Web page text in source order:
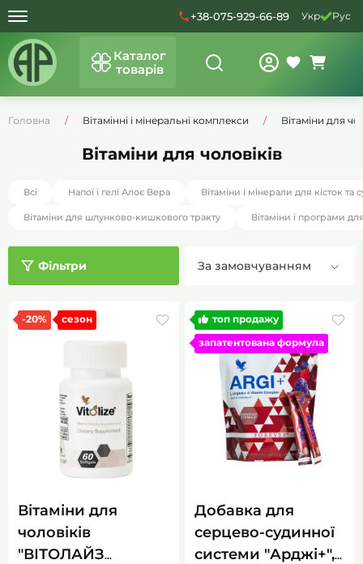
+38-075-929-66-89 Укр Рус
Каталог
товарів
Головна Вітамінні і мінеральні комплекси Вітаміни для
Вітаміни для чоловіків
Всі Напої і гелі Алоє Вера Вітаміни і мінерали для кісток та
Вітаміни для шлунково-кишкового тракту Вітаміни і програми
Фільтри
-20% сезон
Вітаміни для
чоловіків
"ВІТОЛАЙЗ
топ продажу
запатентована формула
Добавка для
серцево-судинної
системи "Арджі+",